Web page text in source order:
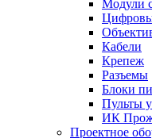
Модули
Кабели
Крепеж
Разъемы
Блоки
Пульты
ИК
Проектное